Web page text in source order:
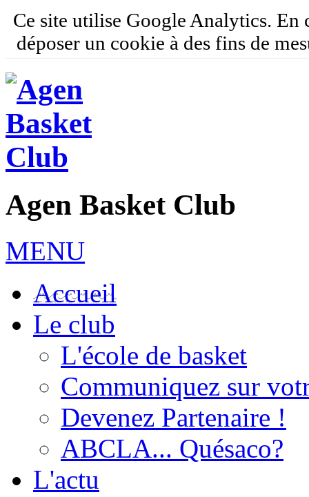
Ce site utilise Google Analytics. En
déposer un cookie à des fins de
Agen Basket Club
MENU
Accueil
Le club
L'école de basket
Communiquez sur
Devenez Partenaire !
ABCLA... Quésaco?
L'actu